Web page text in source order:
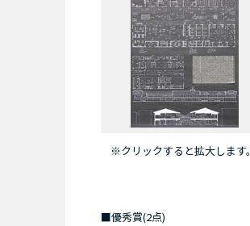
※クリックすると拡大します。
■優秀賞(2点)